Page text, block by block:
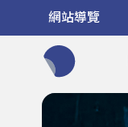
網站導覽